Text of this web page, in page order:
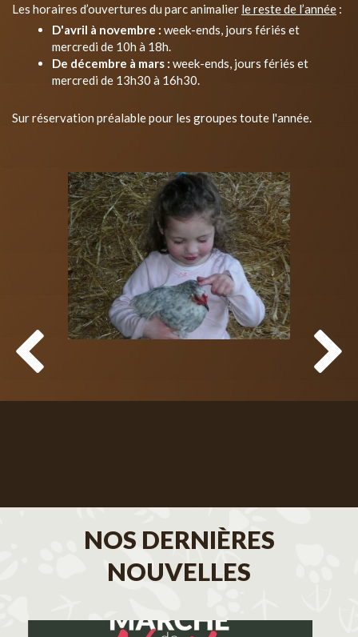
Les horaires d’ouvertures du parc animalier le reste de l’année :
D'avril à novembre : week-ends, jours fériés et
mercredi de 10h à 18h.
De décembre à mars : week-ends, jours fériés et
mercredi de 13h30 à 16h30.
Sur réservation préalable pour les groupes toute l'année.
NOS DERNIÈRES
NOUVELLES